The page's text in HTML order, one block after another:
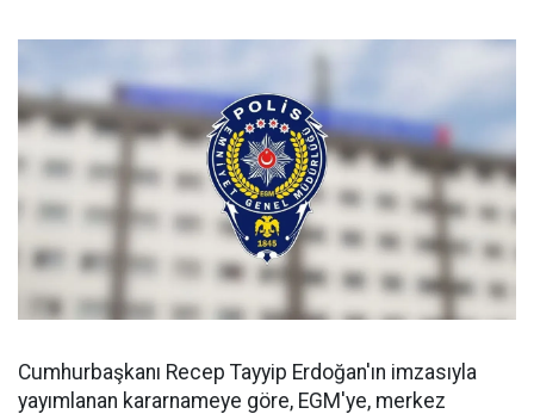
Cumhurbaşkanı Recep Tayyip Erdoğan'ın imzasıyla
yayımlanan kararnameye göre, EGM'ye, merkez